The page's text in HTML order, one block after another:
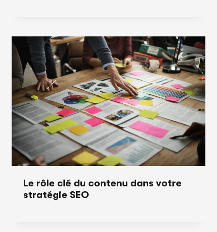
Le rôle clé du contenu dans votre
stratégie SEO